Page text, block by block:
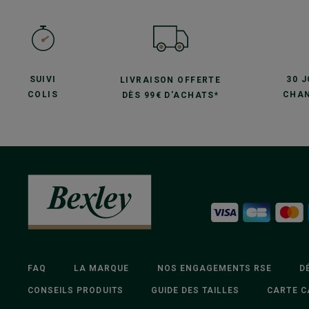
SUIVI
COLIS
LIVRAISON OFFERTE
DÈS 99€ D'ACHATS*
30
FAQ LA MARQUE NOS ENGAGEMENTS RSE
CONSEILS PRODUITS GUIDE DES TAILLES CARTE